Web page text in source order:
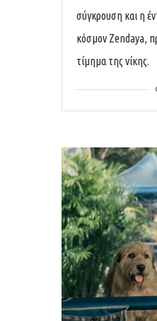
σύγκρουση και η
κόσμον Zendaya,
τίμημα της νίκης.